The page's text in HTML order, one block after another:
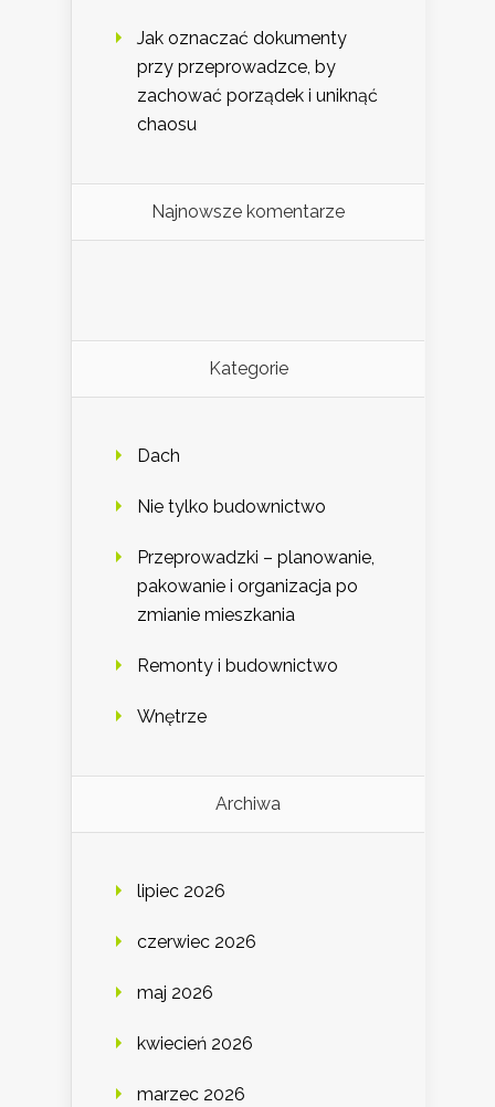
Jak oznaczać dokumenty
przy przeprowadzce, by
zachować porządek i uniknąć
chaosu
Najnowsze komentarze
Kategorie
Dach
Nie tylko budownictwo
Przeprowadzki – planowanie,
pakowanie i organizacja po
zmianie mieszkania
Remonty i budownictwo
Wnętrze
Archiwa
lipiec 2026
czerwiec 2026
maj 2026
kwiecień 2026
marzec 2026